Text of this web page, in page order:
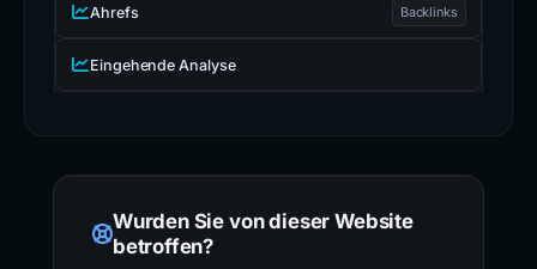
Ahrefs Backlinks
Eingehende Analyse
Wurden Sie von dieser Website
betroffen?